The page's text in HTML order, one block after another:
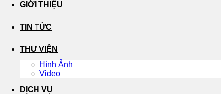
GIỚI THIỆU
TIN TỨC
THƯ VIỆN
Hình Ảnh
Video
DỊCH VỤ